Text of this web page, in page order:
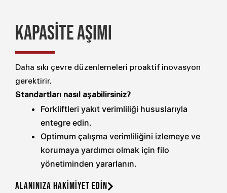
KAPASİTE AŞIMI
Daha sıkı çevre düzenlemeleri proaktif inovasyon
gerektirir.
Standartları nasıl aşabilirsiniz?
Forkliftleri yakıt verimliliği hususlarıyla
entegre edin.
Optimum çalışma verimliliğini izlemeye ve
korumaya yardımcı olmak için filo
yönetiminden yararlanın.
ALANINIZA HAKİMİYET EDİN